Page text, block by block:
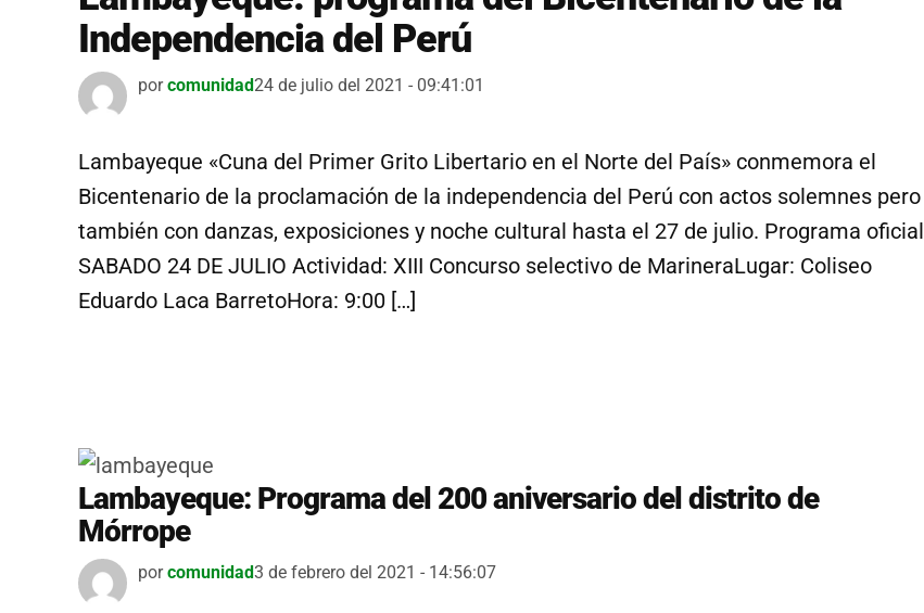
Independencia del Perú
por comunidad24 de julio del 2021 - 09:41:01
Lambayeque «Cuna del Primer Grito Libertario en el Norte del País» conmemora el
Bicentenario de la proclamación de la independencia del Perú con actos solemnes pero
también con danzas, exposiciones y noche cultural hasta el 27 de julio. Programa oficial
SABADO 24 DE JULIO Actividad: XIII Concurso selectivo de MarineraLugar: Coliseo
Eduardo Laca BarretoHora: 9:00 […]
Lambayeque: Programa del 200 aniversario del distrito de
Mórrope
por comunidad3 de febrero del 2021 - 14:56:07